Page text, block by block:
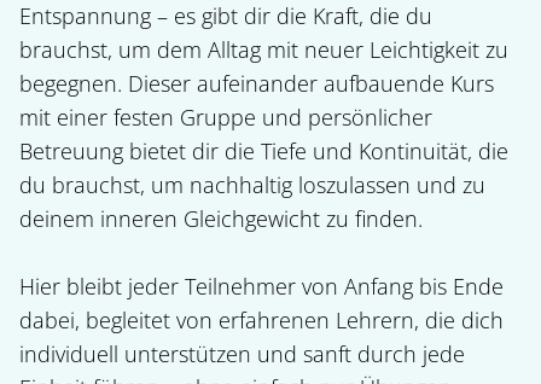
Entspannung – es gibt dir die Kraft, die du
brauchst, um dem Alltag mit neuer Leichtigkeit zu
begegnen. Dieser aufeinander aufbauende Kurs
mit einer festen Gruppe und persönlicher
Betreuung bietet dir die Tiefe und Kontinuität, die
du brauchst, um nachhaltig loszulassen und zu
deinem inneren Gleichgewicht zu finden.
Hier bleibt jeder Teilnehmer von Anfang bis Ende
dabei, begleitet von erfahrenen Lehrern, die dich
individuell unterstützen und sanft durch jede